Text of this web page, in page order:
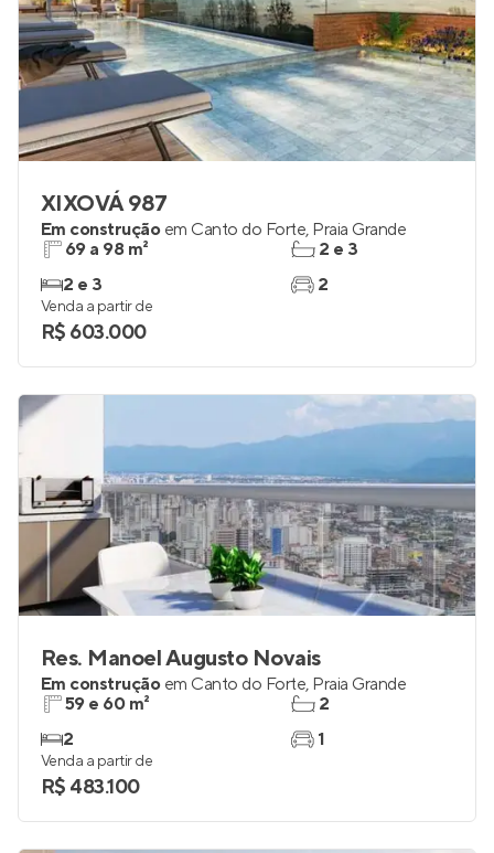
XIXOVÁ 987
Em construção em Canto do Forte, Praia Grande
69 a 98 m²
2 e 3
2 e 3
2
Venda a partir de
R$ 603.000
Res. Manoel Augusto Novais
Em construção em Canto do Forte, Praia Grande
59 e 60 m²
2
2
1
Venda a partir de
R$ 483.100